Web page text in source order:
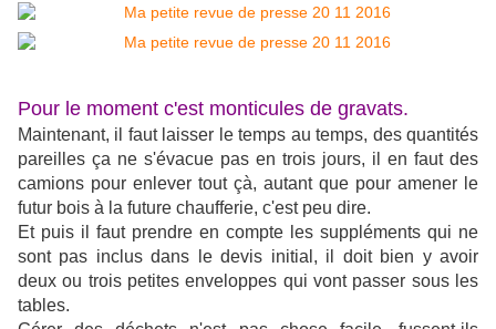
Pour le moment c'est monticules de gravats.
Maintenant, il faut laisser le temps au temps, des quantités
pareilles ça ne s'évacue pas en trois jours, il en faut des
camions pour enlever tout çà, autant que pour amener le
futur bois à la future chaufferie, c'est peu dire.
Et puis il faut prendre en compte les suppléments qui ne
sont pas inclus dans le devis initial, il doit bien y avoir
deux ou trois petites enveloppes qui vont passer sous les
tables.